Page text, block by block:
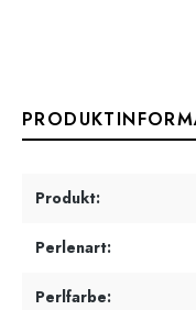
Produkt:
Perlenart:
Perlfarbe: